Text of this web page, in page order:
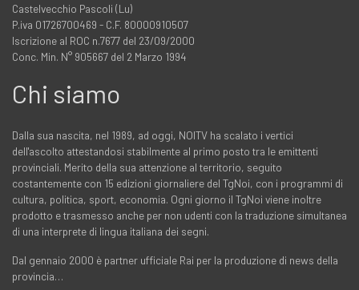
Castelvecchio Pascoli (Lu)
P.iva 01726700469 - C.F. 80000910507
Iscrizione al ROC n.7677 del 23/09/2000
Conc. Min. N° 905667 del 2 Marzo 1994
Chi siamo
Dalla sua nascita, nel 1989, ad oggi, NOITV ha scalato i vertici
dell'ascolto attestandosi stabilmente al primo posto tra le emittenti
provinciali. Merito della sua attenzione al territorio, seguito
costantemente con 15 edizioni giornaliere del TgNoi, con i programmi di
cultura, politica, sport, economia. Ogni giorno il TgNoi viene inoltre
prodotto e trasmesso anche per non udenti con la traduzione simultanea
di una interprete di lingua italiana dei segni.
Dal gennaio 2000 è partner ufficiale Rai per la produzione di news della
provincia…